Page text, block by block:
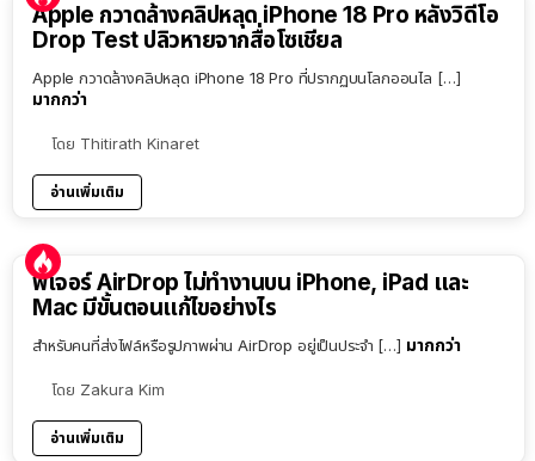
Apple กวาดล้างคลิปหลุด iPhone 18 Pro หลังวิดีโอ
Drop Test ปลิวหายจากสื่อโซเชียล
Apple กวาดล้างคลิปหลุด iPhone 18 Pro ที่ปรากฏบนโลกออนไล […]
มากกว่า
โดย Thitirath Kinaret
อ่านเพิ่มเติม
ฟีเจอร์ AirDrop ไม่ทำงานบน iPhone, iPad และ
Mac มีขั้นตอนแก้ไขอย่างไร
สำหรับคนที่ส่งไฟล์หรือรูปภาพผ่าน AirDrop อยู่เป็นประจำ […] มากกว่า
โดย Zakura Kim
อ่านเพิ่มเติม